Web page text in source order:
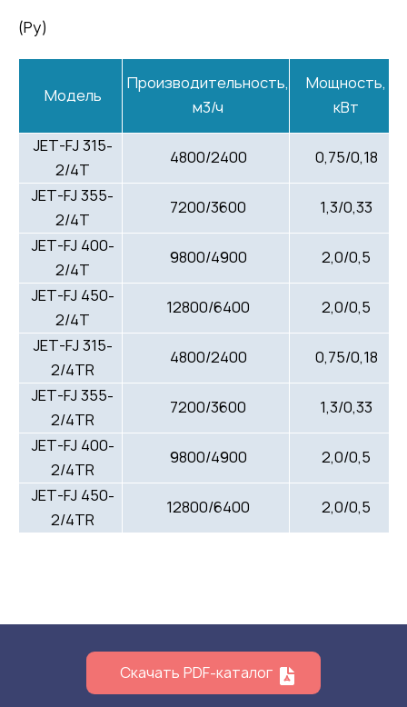
(Ру)
Модель
Производительность,
м3/ч
Мощность,
кВт
JET-FJ 315-
2/4T
4800/2400
0,75/0,18
JET-FJ 355-
2/4T
7200/3600
1,3/0,33
JET-FJ 400-
2/4T
9800/4900
2,0/0,5
JET-FJ 450-
2/4T
12800/6400
2,0/0,5
JET-FJ 315-
2/4TR
4800/2400
0,75/0,18
JET-FJ 355-
2/4TR
7200/3600
1,3/0,33
JET-FJ 400-
2/4TR
9800/4900
2,0/0,5
JET-FJ 450-
2/4TR
12800/6400 2,0/0,5
Скачать PDF-каталог